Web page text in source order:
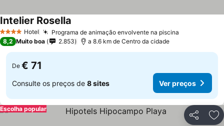
4 EstrelasHotel Programa de animação envolvente na piscina
Intelier Rosella
8,2 Muito boa 2.853 a 8.6 km de Centro da cidade
De € 71
Consulte os preços de 8 sites Ver preços
Partilhar
Escolha popular